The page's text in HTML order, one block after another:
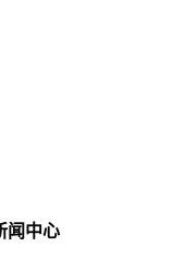
闻中心